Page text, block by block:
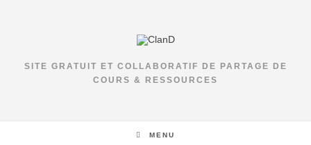
SITE GRATUIT ET COLLABORATIF DE PARTAGE DE
COURS & RESSOURCES
MENU